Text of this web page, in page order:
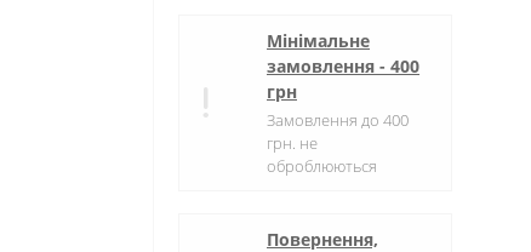
Мінімальне
замовлення - 400
грн
Замовлення до 400
грн. не
оброблюються
Повернення,